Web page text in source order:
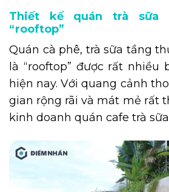
Thiết kế quán trà sữa
“rooftop”
Quán cà phê, trà sữa tầng
là “rooftop” được rất nhiều
hiện nay. Với quang cảnh
gian rộng rãi và mát mẻ rất
kinh doanh quán cafe trà